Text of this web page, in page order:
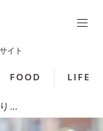
FOOD LIFE
【ひとり旅プラン】日帰りランチやガイド付きツアーも！ はじめてのひとり旅にぴったりのツアー5選